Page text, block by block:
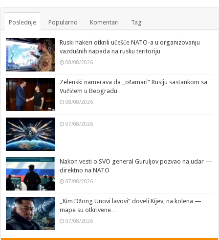
Poslednje Popularno Komentari Tag
Ruski hakeri otkrili učešće NATO-a u organizovanju
vazdušnih napada na rusku teritoriju
08/08/2026
Zelenski namerava da „ošamari“ Rusiju sastankom sa
Vučićem u Beogradu
08/08/2026
07/08/2026
Nakon vesti o SVO general Guruljov pozvao na udar —
direktno na NATO
07/08/2026
„Kim Džong Unovi lavovi“ doveli Kijev, na kolena —
mape su otkrivene…
07/08/2026